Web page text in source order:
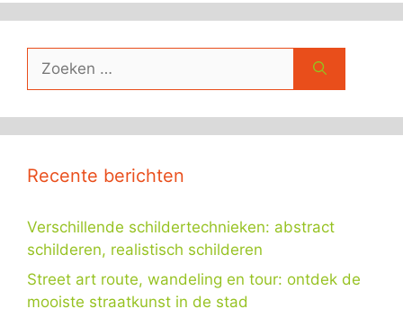
naar:
Recente berichten
Verschillende schildertechnieken: abstract
schilderen, realistisch schilderen
Street art route, wandeling en tour: ontdek de
mooiste straatkunst in de stad